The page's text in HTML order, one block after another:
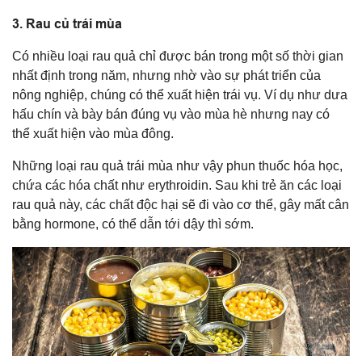
3. Rau củ trái mùa
Có nhiều loại rau quả chỉ được bán trong một số thời gian
nhất định trong năm, nhưng nhờ vào sự phát triển của
nông nghiệp, chúng có thể xuất hiện trái vụ. Ví dụ như dưa
hấu chín và bày bán đúng vụ vào mùa hè nhưng nay có
thể xuất hiện vào mùa đông.
Những loại rau quả trái mùa như vậy phun thuốc hóa học,
chứa các hóa chất như erythroidin. Sau khi trẻ ăn các loại
rau quả này, các chất độc hại sẽ đi vào cơ thể, gây mất cân
bằng hormone, có thể dẫn tới dậy thì sớm.